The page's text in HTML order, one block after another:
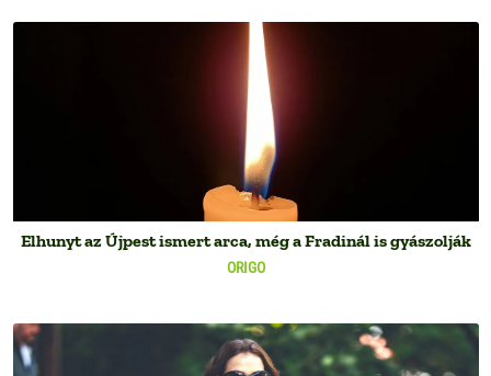
ORIGO
Elhunyt az Újpest ismert arca, még a Fradinál is gyászolják